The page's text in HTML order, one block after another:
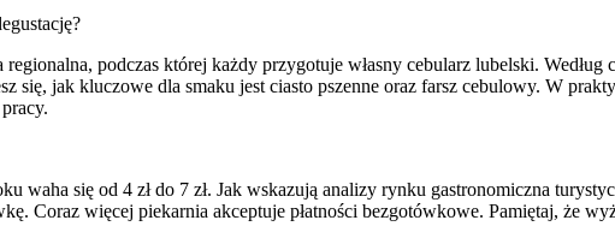
podczas której każdy przygotuje własny cebularz lubelski.
się, jak kluczowe dla smaku jest ciasto pszenne oraz farsz cebulowy. W
waha się od 4 zł do 7 zł. Jak wskazują analizy rynku gastronomiczna
Coraz więcej piekarnia akceptuje płatności bezgotówkowe. Pamiętaj, że